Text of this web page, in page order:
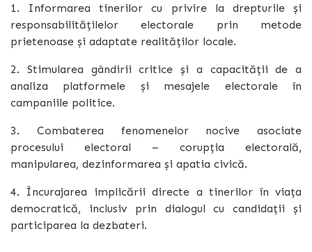
1. Informarea tinerilor cu privire la drepturile și
responsabilitățilelor electorale prin metode
prietenoase și adaptate realităților locale.
2. Stimularea gândirii critice și a capacității de a
analiza platformele și mesajele electorale în
campaniile politice.
3. Combaterea fenomenelor nocive asociate
procesului electoral – corupția electorală,
manipularea, dezinformarea și apatia civică.
4. Încurajarea implicării directe a tinerilor în viața
democratică, inclusiv prin dialogul cu candidații și
participarea la dezbateri.